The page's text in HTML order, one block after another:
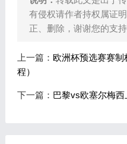
有侵权请作者持权属证
正、删除，谢谢您的支持
上一篇： 欧洲杯预选赛赛
程）
下一篇： 巴黎vs欧塞尔梅西